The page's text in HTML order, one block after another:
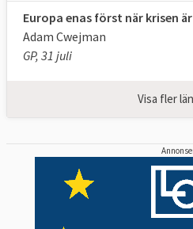
Europa enas först när krisen
Adam Cwejman
GP, 31 juli
Visa fler